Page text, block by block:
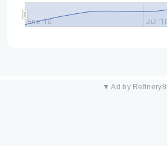
Ene '10 Jul
▼ Ad by